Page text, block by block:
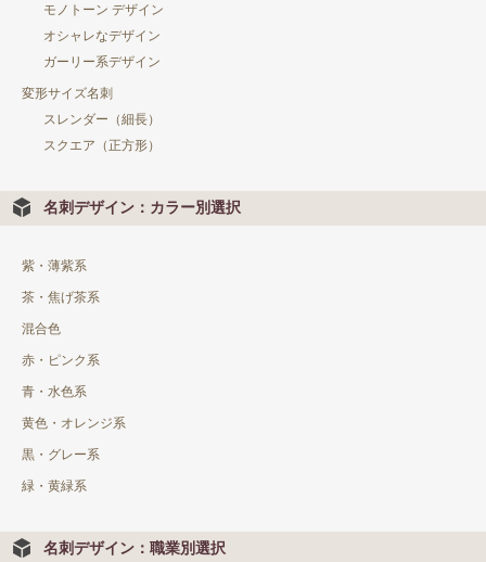
モノトーン デザイン
オシャレなデザイン
ガーリー系デザイン
変形サイズ名刺
スレンダー（細長）
スクエア（正方形）
名刺デザイン：カラー別選択
紫・薄紫系
茶・焦げ茶系
混合色
赤・ピンク系
青・水色系
黄色・オレンジ系
黒・グレー系
緑・黄緑系
名刺デザイン：職業別選択